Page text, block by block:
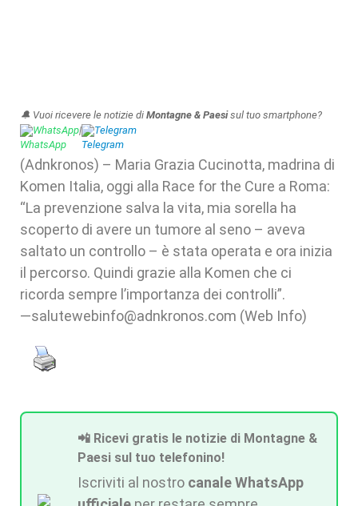
🔔 Vuoi ricevere le notizie di Montagne & Paesisul tuo smartphone?
WhatsApp| Telegram
(Adnkronos) – Maria Grazia Cucinotta, madrina di
Komen Italia, oggi alla Race for the Cure a Roma:
“La prevenzione salva la vita, mia sorella ha
scoperto di avere un tumore al seno – aveva
saltato un controllo – è stata operata e ora inizia
il percorso. Quindi grazie alla Komen che ci
ricorda sempre l’importanza dei controlli”.
—salutewebinfo@adnkronos.com (Web Info)
📲 Ricevi gratis le notizie di Montagne &
Paesi sul tuo telefonino!
Iscriviti al nostro canale WhatsApp